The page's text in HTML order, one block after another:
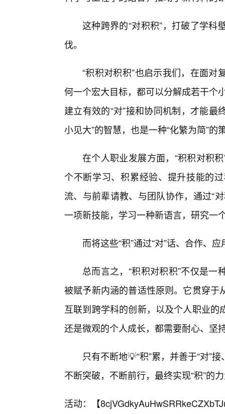
这种跨界的“对积积”，打破了学
伐。
“积积对积积”也启示我们，在面
何一个宏大目标，都可以分解成若干个
建立有效的“对”接和协同机制，才能最
小见大”的智慧，也是一种“化繁为简”的
在个人职业发展方面，“积积对积
个不断学习、积累经验、提升技能的
流、与前辈请教、与团队协作，通过“
一项新技能，学习一种新语言，研究一
而将这些“积”通过“对”话、合作、
总而言之，“积积对积积”不仅是
被赋予新内涵的普适性原则。它贯穿
互联到跨学科的创新，以及个人职业
还是微观的个人成长，都需要耐心、坚
只有不断地💡“积”累，并善于“对”
不断突破，不断前行，最终实现“积”的
活动：【